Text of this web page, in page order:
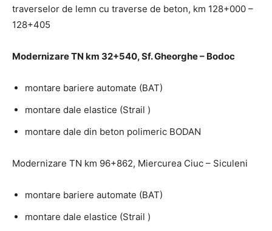
traverselor de lemn cu traverse de beton, km 128+000 –
128+405
Modernizare TN km 32+540, Sf. Gheorghe – Bodoc
montare bariere automate (BAT)
montare dale elastice (Strail )
montare dale din beton polimeric BODAN
Modernizare TN km 96+862, Miercurea Ciuc – Siculeni
montare bariere automate (BAT)
montare dale elastice (Strail )